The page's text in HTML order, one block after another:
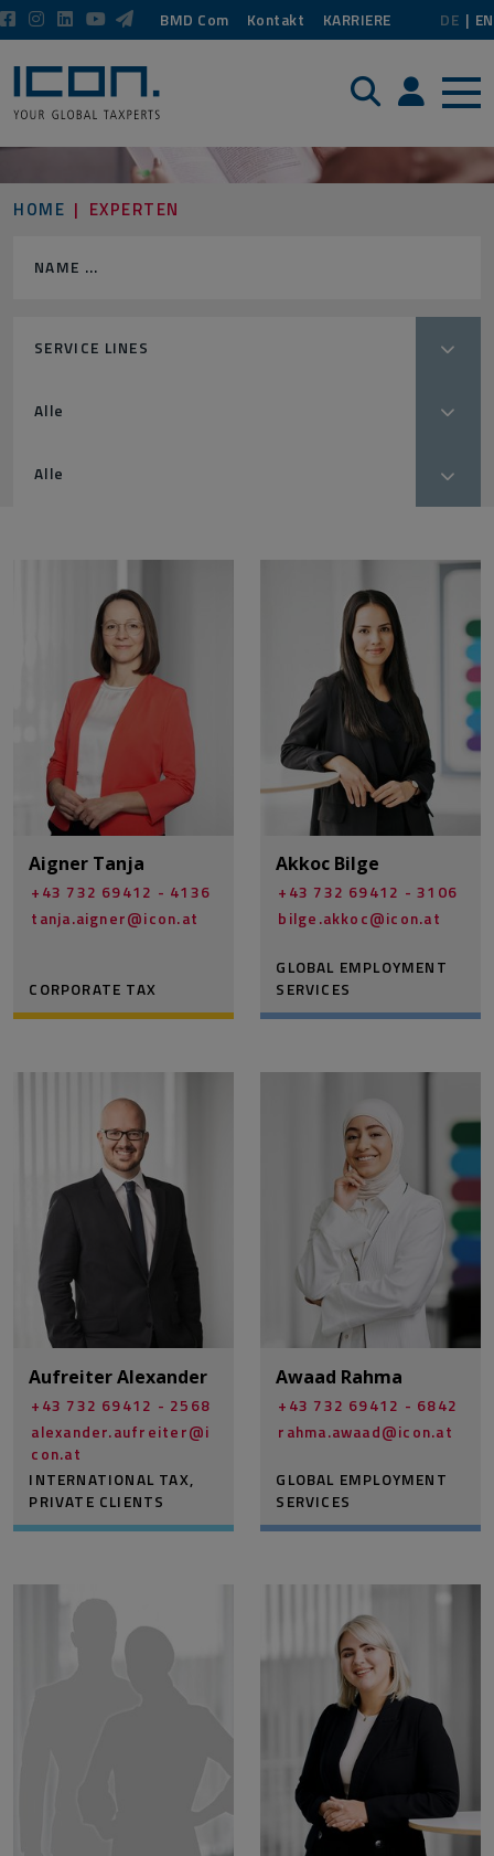
BMD Com Kontakt KARRIERE DE EN
Suche Login /
HOME EXPERTEN
SERVICE LINES
Alle
Alle
Aigner Tanja
+43 732 69412 - 4136
tanja.aigner@­icon.at
CORPORATE TAX
Akkoc Bilge
+43 732 69412 - 3106
bilge.akkoc@­icon.at
GLOBAL EMPLOYMENT
SERVICES
Aufreiter Alexander
+43 732 69412 - 2568
alexander.aufreiter@­i
con.at
INTERNATIONAL TAX,
PRIVATE CLIENTS
Awaad Rahma
+43 732 69412 - 6842
rahma.awaad@­icon.at
GLOBAL EMPLOYMENT
SERVICES